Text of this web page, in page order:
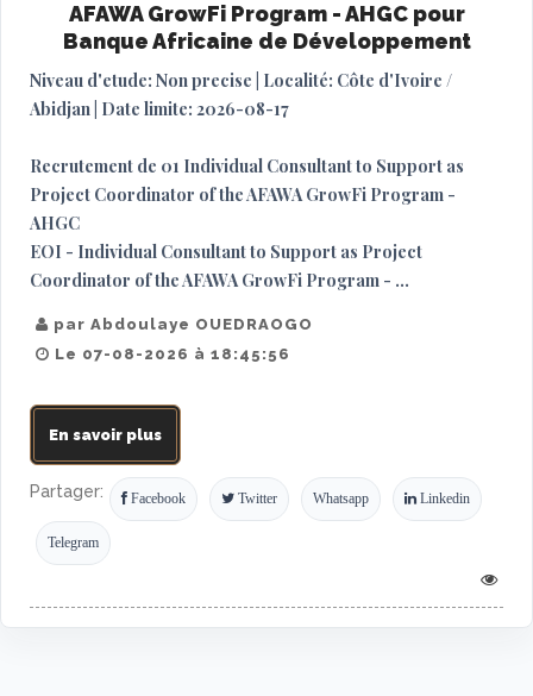
AFAWA GrowFi Program - AHGC pour
Banque Africaine de Développement
Niveau d'etude: Non precise | Localité: Côte d'Ivoire /
Abidjan | Date limite: 2026-08-17
Recrutement de 01 Individual Consultant to Support as
Project Coordinator of the AFAWA GrowFi Program -
AHGC
EOI - Individual Consultant to Support as Project
Coordinator of the AFAWA GrowFi Program - ...
par Abdoulaye OUEDRAOGO
Le 07-08-2026 à 18:45:56
En savoir plus
Partager: Facebook Twitter Whatsapp Linkedin
Telegram